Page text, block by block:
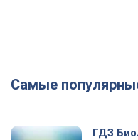
Самые
ГДЗ